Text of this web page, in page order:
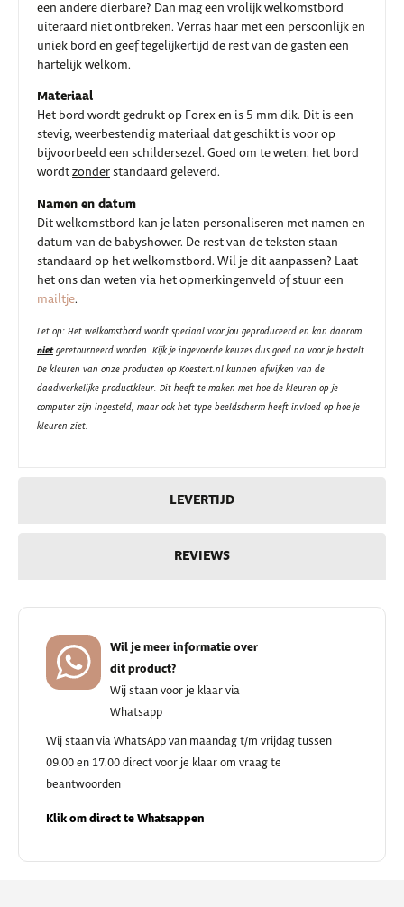
LEVERTIJD
REVIEWS
een andere dierbare? Dan mag een vrolijk welkomstbord
uiteraard niet ontbreken. Verras haar met een persoonlijk en
uniek bord en geef tegelijkertijd de rest van de gasten een
hartelijk welkom.
Materiaal
Het bord wordt gedrukt op Forex en is 5 mm dik. Dit is een
stevig, weerbestendig materiaal dat geschikt is voor op
bijvoorbeeld een schildersezel. Goed om te weten: het bord
wordtzonderstandaard geleverd.
Namen en datum
Dit welkomstbord kan je laten personaliseren met namen en
datum van de babyshower. De rest van de teksten staan
standaard op het welkomstbord. Wil je dit aanpassen? Laat
het ons dan weten via het opmerkingenveld of stuur een
mailtje.
Let op: Het welkomstbord wordt speciaal voor jou geproduceerd en kan daarom
nietgeretourneerd worden. Kijk je ingevoerde keuzes dus goed na voor je bestelt.
De kleuren van onze producten op Koestert.nl kunnen afwijken van de
daadwerkelijke productkleur. Dit heeft te maken met hoe de kleuren op je
computer zijn ingesteld, maar ook het type beeldscherm heeft invloed op hoe je
kleuren ziet.
Wil je meer informatie over
dit product?
Wij staan voor je klaar via
Whatsapp
Wij staan via WhatsApp van maandag t/m vrijdag tussen
09.00 en 17.00 direct voor je klaar om vraag te
beantwoorden
Klik om direct te Whatsappen